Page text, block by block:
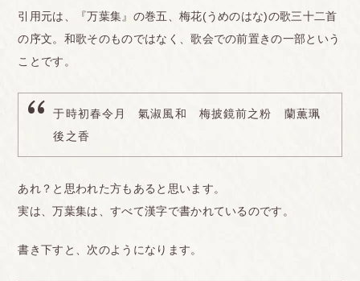
引用元は、『万葉集』の巻五、梅花(うめのはな)の歌三十二首
の序文。和歌そのものではなく、歌会での前置きの一部という
ことです。
于時初春令月 氣淑風和 梅披鏡前之粉 蘭薫珮
後之香
あれ？と思われた方もあると思います。
実は、万葉集は、すべて漢字で書かれているのです。
書き下すと、次のようになります。